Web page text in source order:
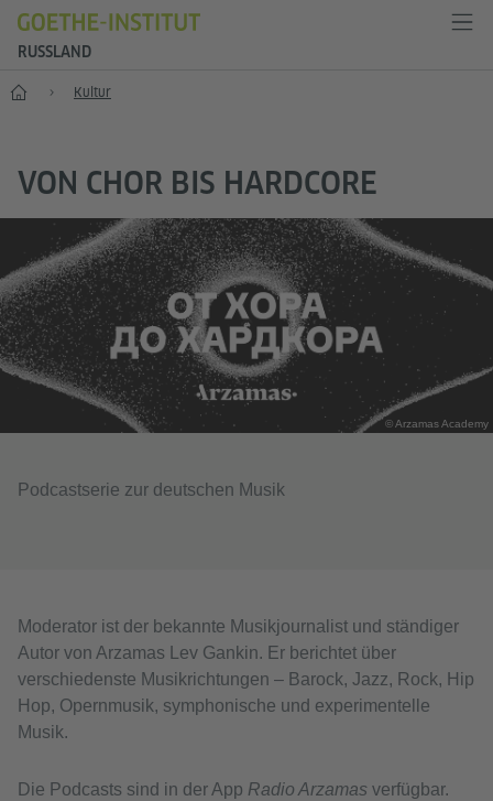
RUSSLAND
Start Kultur
VON CHOR BIS HARDCORE
© Arzamas Academy
Podcastserie zur deutschen Musik
Moderator ist der bekannte Musikjournalist und ständiger
Autor von Arzamas Lev Gankin. Er berichtet über
verschiedenste Musikrichtungen – Barock, Jazz, Rock, Hip
Hop, Opernmusik, symphonische und experimentelle
Musik.
Die Podcasts sind in der App Radio Arzamas verfügbar.